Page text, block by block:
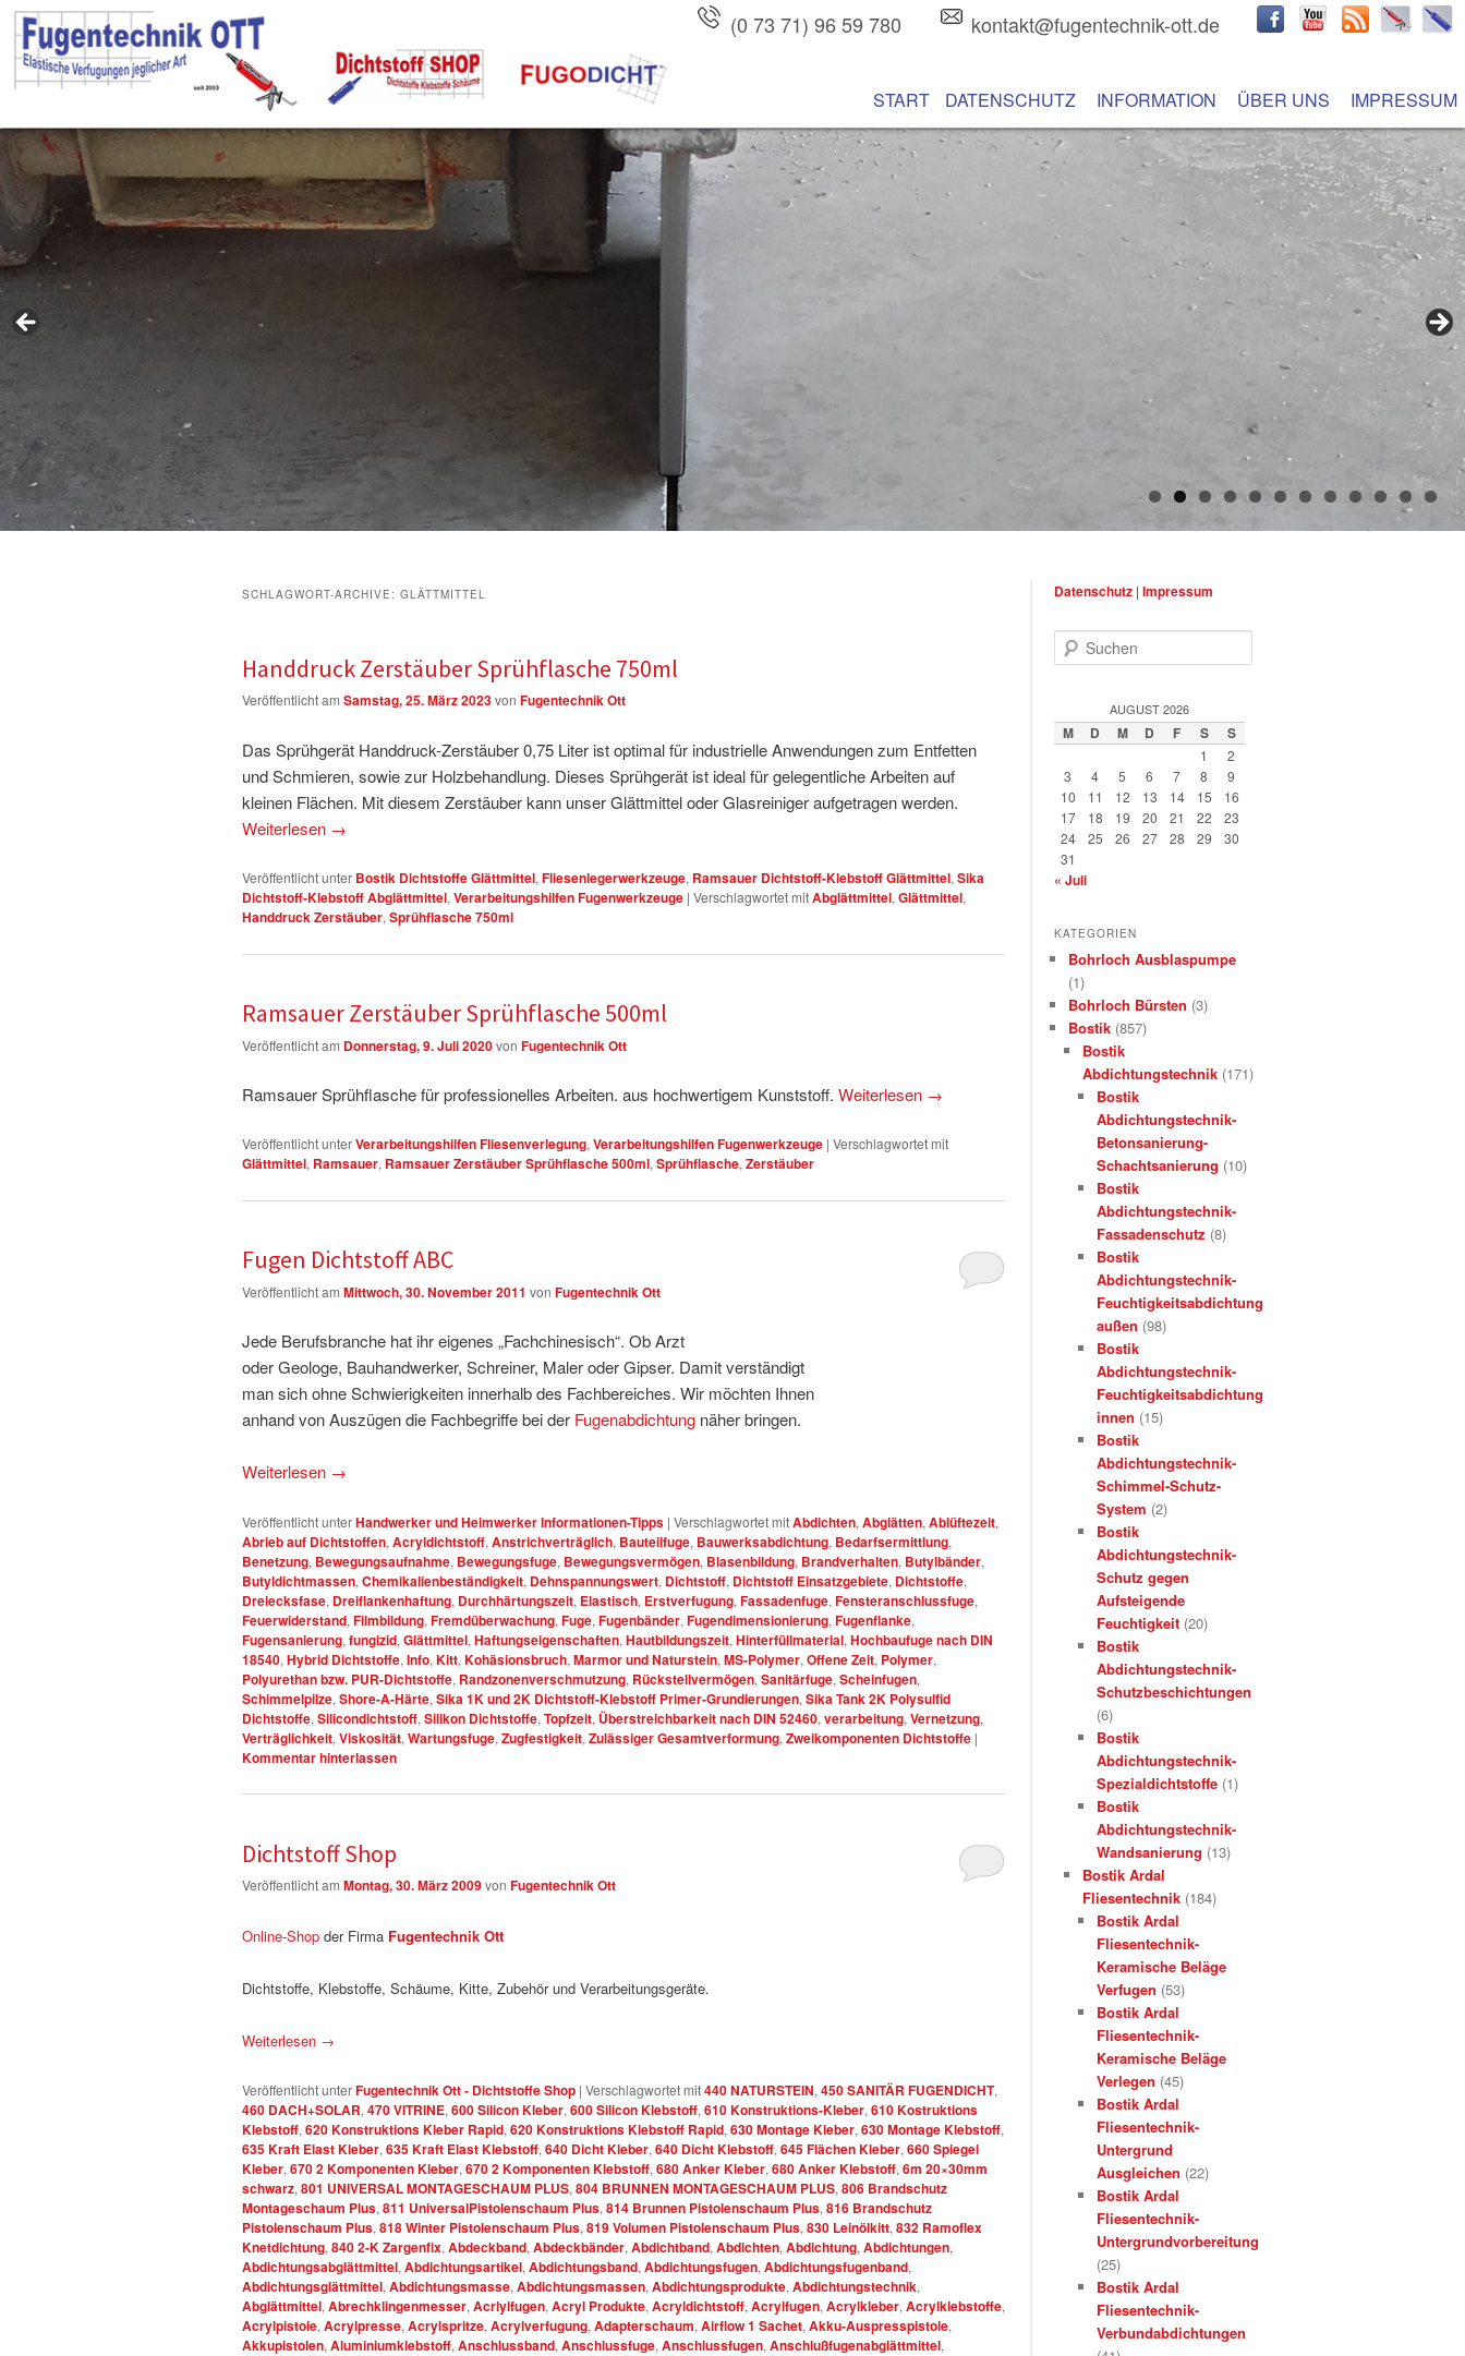
(0 73 71) 96 59 780 kontakt@fugentechnik-ott.de
Hauptmenü
Zum Inhalt wechseln
Zum sekundären Inhalt wechseln
START DATENSCHUTZ INFORMATION ÜBER UNS IMPRESSUM
SCHLAGWORT-ARCHIVE: GLÄTTMITTEL
Handdruck Zerstäuber Sprühflasche 750ml
Veröffentlicht am Samstag, 25. März 2023von Fugentechnik Ott
Das Sprühgerät Handdruck-Zerstäuber 0,75 Liter ist optimal für industrielle Anwendungen zum Entfetten
und Schmieren, sowie zur Holzbehandlung. Dieses Sprühgerät ist ideal für gelegentliche Arbeiten auf
kleinen Flächen. Mit diesem Zerstäuber kann unser Glättmittel oder Glasreiniger aufgetragen werden.
Weiterlesen →
Veröffentlicht unter Bostik Dichtstoffe Glättmittel, Fliesenlegerwerkzeuge, Ramsauer Dichtstoff-Klebstoff Glättmittel, Sika
Dichtstoff-Klebstoff Abglättmittel, Verarbeitungshilfen Fugenwerkzeuge | Verschlagwortet mitAbglättmittel, Glättmittel,
Handdruck Zerstäuber, Sprühflasche 750ml
Ramsauer Zerstäuber Sprühflasche 500ml
Veröffentlicht am Donnerstag, 9. Juli 2020von Fugentechnik Ott
Ramsauer Sprühflasche für professionelles Arbeiten. aus hochwertigem Kunststoff. Weiterlesen →
Veröffentlicht unterVerarbeitungshilfen Fliesenverlegung, Verarbeitungshilfen Fugenwerkzeuge | Verschlagwortet mit
Glättmittel, Ramsauer, Ramsauer Zerstäuber Sprühflasche 500ml, Sprühflasche, Zerstäuber
Fugen Dichtstoff ABC
Veröffentlicht am Mittwoch, 30. November 2011 von Fugentechnik Ott
Jede Berufsbranche hat ihr eigenes „Fachchinesisch“. Ob Arzt
oder Geologe, Bauhandwerker, Schreiner, Maler oder Gipser. Damit verständigt
man sich ohne Schwierigkeiten innerhalb des Fachbereiches. Wir möchten Ihnen
anhand von Auszügen die Fachbegriffe bei der Fugenabdichtung näher bringen.
Weiterlesen →
Veröffentlicht unterHandwerker und Heimwerker Informationen-Tipps | Verschlagwortet mitAbdichten, Abglätten, Ablüftezeit,
Abrieb auf Dichtstoffen, Acryldichtstoff, Anstrichverträglich, Bauteilfuge, Bauwerksabdichtung, Bedarfsermittlung,
Benetzung, Bewegungsaufnahme, Bewegungsfuge, Bewegungsvermögen, Blasenbildung, Brandverhalten, Butylbänder,
Butyldichtmassen, Chemikalienbeständigkeit, Dehnspannungswert, Dichtstoff, Dichtstoff Einsatzgebiete, Dichtstoffe,
Dreiecksfase, Dreiflankenhaftung, Durchhärtungszeit, Elastisch, Erstverfugung, Fassadenfuge, Fensteranschlussfuge,
Feuerwiderstand, Filmbildung, Fremdüberwachung, Fuge, Fugenbänder, Fugendimensionierung, Fugenflanke,
Fugensanierung, fungizid, Glättmittel, Haftungseigenschaften, Hautbildungszeit, Hinterfüllmaterial, Hochbaufuge nach DIN
18540, Hybrid Dichtstoffe, Info, Kitt, Kohäsionsbruch, Marmor und Naturstein, MS-Polymer, Offene Zeit, Polymer,
Polyurethan bzw. PUR-Dichtstoffe, Randzonenverschmutzung, Rückstellvermögen, Sanitärfuge, Scheinfugen,
Schimmelpilze, Shore-A-Härte, Sika 1K und 2K Dichtstoff-Klebstoff Primer-Grundierungen, Sika Tank 2K Polysulfid
Dichtstoffe, Silicondichtstoff, Silikon Dichtstoffe, Topfzeit, Überstreichbarkeit nach DIN 52460, verarbeitung, Vernetzung,
Verträglichkeit, Viskosität, Wartungsfuge, Zugfestigkeit, Zulässiger Gesamtverformung, Zweikomponenten Dichtstoffe |
Kommentar hinterlassen
Dichtstoff Shop
Veröffentlicht am Montag, 30. März 2009von Fugentechnik Ott
Online-Shop der Firma Fugentechnik Ott
Dichtstoffe, Klebstoffe, Schäume, Kitte, Zubehör und Verarbeitungsgeräte.
Weiterlesen →
Veröffentlicht unterFugentechnik Ott - Dichtstoffe Shop | Verschlagwortet mit440 NATURSTEIN, 450 SANITÄR FUGENDICHT,
460 DACH+SOLAR, 470 VITRINE, 600 Silicon Kleber, 600 Silicon Klebstoff, 610 Konstruktions-Kleber, 610 Kostruktions
Klebstoff, 620 Konstruktions Kleber Rapid, 620 Konstruktions Klebstoff Rapid, 630 Montage Kleber, 630 Montage Klebstoff,
635 Kraft Elast Kleber, 635 Kraft Elast Klebstoff, 640 Dicht Kleber, 640 Dicht Klebstoff, 645 Flächen Kleber, 660 Spiegel
Kleber, 670 2 Komponenten Kleber, 670 2 Komponenten Klebstoff, 680 Anker Kleber, 680 Anker Klebstoff, 6m 20×30mm
schwarz, 801 UNIVERSAL MONTAGESCHAUM PLUS, 804 BRUNNEN MONTAGESCHAUM PLUS, 806 Brandschutz
Montageschaum Plus, 811 UniversalPistolenschaum Plus, 814 Brunnen Pistolenschaum Plus, 816 Brandschutz
Pistolenschaum Plus, 818 Winter Pistolenschaum Plus, 819 Volumen Pistolenschaum Plus, 830 Leinölkitt, 832 Ramoflex
Knetdichtung, 840 2-K Zargenfix, Abdeckband, Abdeckbänder, Abdichtband, Abdichten, Abdichtung, Abdichtungen,
Abdichtungsabglättmittel, Abdichtungsartikel, Abdichtungsband, Abdichtungsfugen, Abdichtungsfugenband,
Abdichtungsglättmittel, Abdichtungsmasse, Abdichtungsmassen, Abdichtungsprodukte, Abdichtungstechnik,
Abglättmittel, Abrechklingenmesser, Acrlylfugen, Acryl Produkte, Acryldichtstoff, Acrylfugen, Acrylkleber, Acrylklebstoffe,
Acrylpistole, Acrylpresse, Acrylspritze, Acrylverfugung, Adapterschaum, Airflow 1 Sachet, Akku-Auspresspistole,
Akkupistolen, Aluminiumklebstoff, Anschlussband, Anschlussfuge, Anschlussfugen, Anschlußfugenabglättmittel,
Datenschutz | Impressum
Suchen
AUGUST 2026
M D M D F S S
1
2
3
4 5 6 7 8
9
10
11 12 13 14 15
16
17
18 19 20 21 22
23
24
25 26 27 28 29
30
31
« Juli
KATEGORIEN
Bohrloch Ausblaspumpe
(1)
Bohrloch Bürsten (3)
Bostik (857)
Bostik
Abdichtungstechnik (171)
Bostik
Abdichtungstechnik-
Betonsanierung-
Schachtsanierung (10)
Bostik
Abdichtungstechnik-
Fassadenschutz (8)
Bostik
Abdichtungstechnik-
Feuchtigkeitsabdichtung
außen (98)
Bostik
Abdichtungstechnik-
Feuchtigkeitsabdichtung
innen (15)
Bostik
Abdichtungstechnik-
Schimmel-Schutz-
System (2)
Bostik
Abdichtungstechnik-
Schutz gegen
Aufsteigende
Feuchtigkeit (20)
Bostik
Abdichtungstechnik-
Schutzbeschichtungen
(6)
Bostik
Abdichtungstechnik-
Spezialdichtstoffe (1)
Bostik
Abdichtungstechnik-
Wandsanierung (13)
Bostik Ardal
Fliesentechnik (184)
Bostik Ardal
Fliesentechnik-
Keramische Beläge
Verfugen (53)
Bostik Ardal
Fliesentechnik-
Keramische Beläge
Verlegen (45)
Bostik Ardal
Fliesentechnik-
Untergrund
Ausgleichen (22)
Bostik Ardal
Fliesentechnik-
Untergrundvorbereitung
(25)
Bostik Ardal
Fliesentechnik-
Verbundabdichtungen